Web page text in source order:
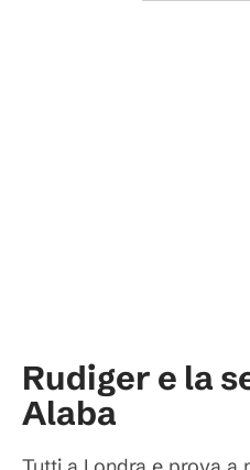
Rudiger e la
Alaba